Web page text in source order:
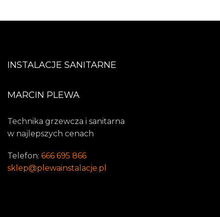
INSTALACJE SANITARNE
MARCIN PLEWA
Technika grzewcza i sanitarna
w najlepszych cenach
Telefon: 666 695 866
sklep@plewainstalacje.pl